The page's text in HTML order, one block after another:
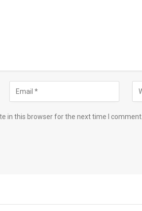
in this browser for the next time I comment.